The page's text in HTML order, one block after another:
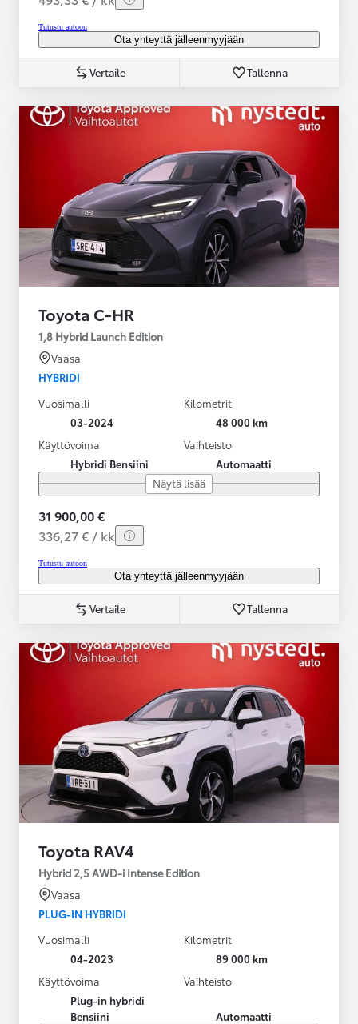
Tutustu autoon
Ota yhteyttä jälleenmyyjään
Vertaile Tallenna
Toyota C-HR
1,8 Hybrid Launch Edition
Vaasa
HYBRIDI
Vuosimalli
03-2024
Kilometrit
48 000 km
Käyttövoima
Hybridi Bensiini
Vaihteisto
Automaatti
Näytä lisää
31 900,00 €
336,27 € / kk
Tutustu autoon
Ota yhteyttä jälleenmyyjään
Vertaile Tallenna
Toyota RAV4
Hybrid 2,5 AWD-i Intense Edition
Vaasa
PLUG-IN HYBRIDI
Vuosimalli
04-2023
Kilometrit
89 000 km
Käyttövoima
Plug-in hybridi
Bensiini
Vaihteisto
Automaatti